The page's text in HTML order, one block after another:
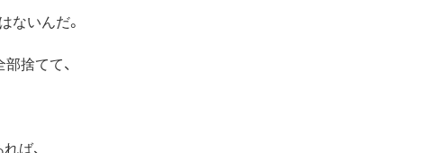
ないんだ。
捨てて、
ば、